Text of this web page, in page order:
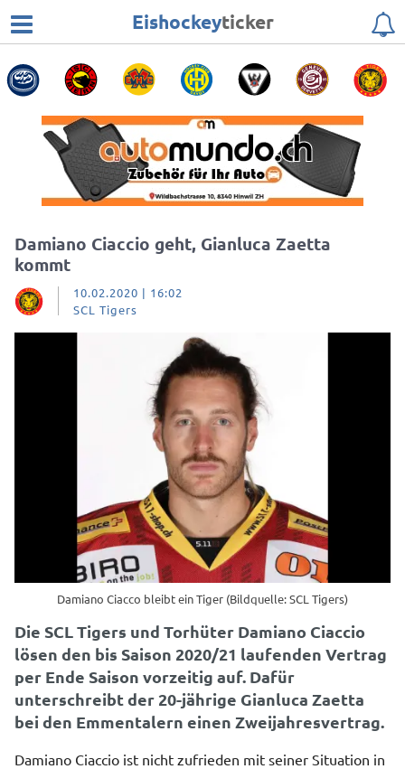
Eishockeyticker
Damiano Ciaccio geht, Gianluca Zaetta
kommt
10.02.2020 | 16:02
SCL Tigers
Damiano Ciacco bleibt ein Tiger (Bildquelle: SCL Tigers)
Die SCL Tigers und Torhüter Damiano Ciaccio
lösen den bis Saison 2020/21 laufenden Vertrag
per Ende Saison vorzeitig auf. Dafür
unterschreibt der 20-jährige Gianluca Zaetta
bei den Emmentalern einen Zweijahresvertrag.
Damiano Ciaccio ist nicht zufrieden mit seiner Situation in